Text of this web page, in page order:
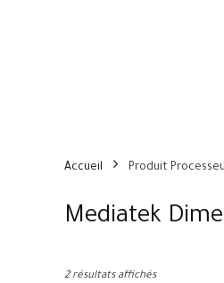
Accueil Produit
Mediatek
2 résultats affichés